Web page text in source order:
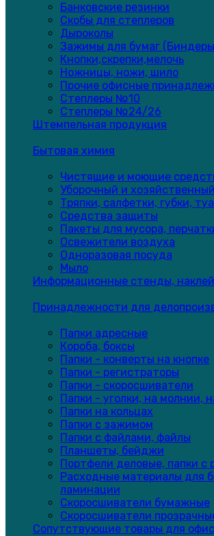
Банковские резинки
Скобы для степлеров
Дыроколы
Зажимы для бумаг
Кнопки,скрепки,мелочь
Ножницы, ножи, шило
Прочие офисные
Степлеры №10
Степлеры №24/26
Штемпельная продукция
Бытовая химия
Чистящие и моющие
Уборочный и
Тряпки, салфетки, губки,
Средства защиты
Пакеты для мусора,
Освежители воздуха
Одноразовая посуда
Мыло
Информационные стенды,
Принадлежности для
Папки адресные
Короба, боксы
Папки - конверты на кнопке
Папки - регистраторы
Папки - скоросшиватели
Папки - уголки, на молнии,
Папки на кольцах
Папки с зажимом
Папки с файлами, файлы
Планшеты, бейджи
Портфели деловые, папки с
Расходные материалы для
ламинации
Скоросшиватели бумажные
Скоросшиватели
Сопутствующие товары для